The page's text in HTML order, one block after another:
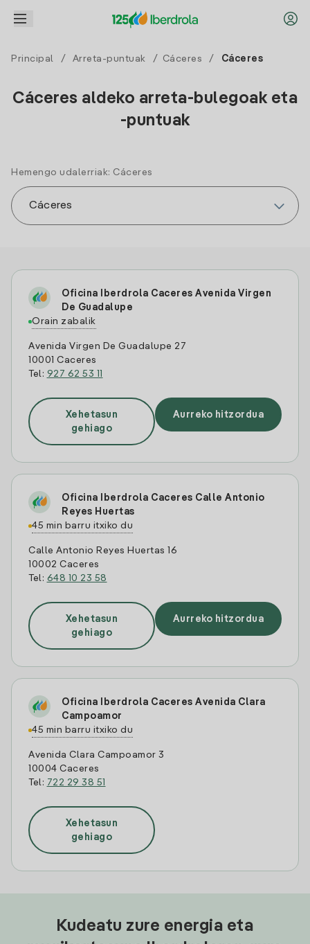
Principal / Arreta-puntuak / Cáceres / Cáceres
Cáceres aldeko arreta-bulegoak eta
-puntuak
Hemengo udalerriak: Cáceres
Oficina Iberdrola Caceres Avenida Virgen
De Guadalupe
Orain zabalik
Avenida Virgen De Guadalupe 27
10001 Caceres
Tel: 927 62 53 11
Xehetasun
gehiago
Aurreko hitzordua
Oficina Iberdrola Caceres Calle Antonio
Reyes Huertas
45 min barru itxiko du
Calle Antonio Reyes Huertas 16
10002 Caceres
Tel: 648 10 23 58
Xehetasun
gehiago
Aurreko hitzordua
Oficina Iberdrola Caceres Avenida Clara
Campoamor
45 min barru itxiko du
Avenida Clara Campoamor 3
10004 Caceres
Tel: 722 29 38 51
Xehetasun
gehiago
Kudeatu zure energia eta